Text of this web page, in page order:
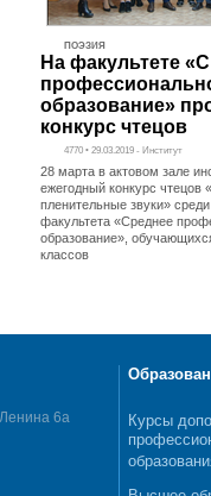
ПОЭЗИЯ
На факультете
образование»
конкурс чтецов
4770 • 29.03.2019 - Институт
28 марта в актовом зале
ежегодный конкурс чтецов
пленительные звуки»
факультета «Среднее
образование»,
классов
6а
Курсы